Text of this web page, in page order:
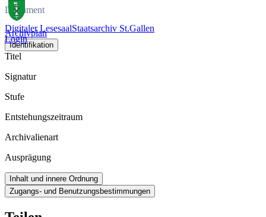
Digitaler LesesaalStaatsarchiv St.Gallen
Login
Dokument
Archivplan
Identifikation
Titel
Signatur
Stufe
Entstehungszeitraum
Archivalienart
Ausprägung
Inhalt und innere Ordnung
Zugangs- und Benutzungsbestimmungen